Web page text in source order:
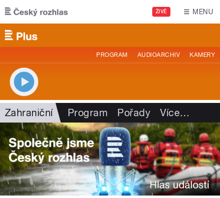
Přejít k hlavnímu obsahu
ŽIVĚ MENU
PROGRAM AUDIOARCHIV KAMERY
Zahraniční Program Pořady Více…